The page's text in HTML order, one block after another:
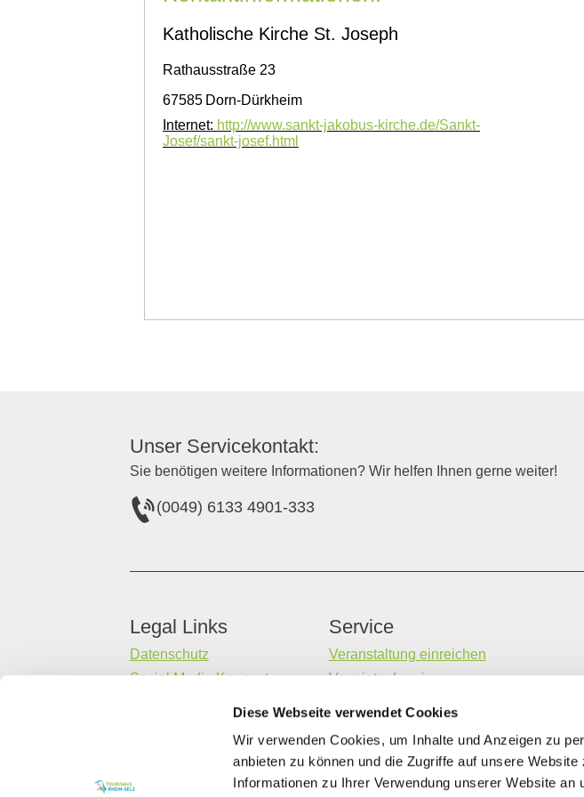
Diese Webseite verwendet Cookies
Wir verwenden Cookies, um Inhalte und Anzeigen zu
anbieten zu können und die Zugriffe auf unsere
Informationen zu Ihrer Verwendung unserer Website
Katholische Kirche St. Joseph
Rathausstraße 23
67585 Dorn-Dürkheim
Internet: http://www.sankt-jakobus-kirche.de/Sankt-
Josef/sankt-josef.html
Unser Servicekontakt:
Sie benötigen weitere Informationen? Wir helfen Ihnen gerne weiter!
(0049) 6133 4901-333
Legal Links
Datenschutz
Social Media Konzept
Service
Veranstaltung einreichen
Vermieter Log-in